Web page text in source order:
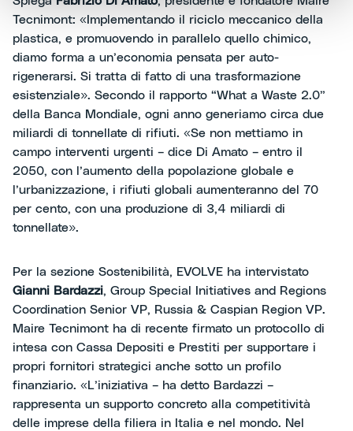
Tecnimont: «Implementando il riciclo meccanico della
plastica, e promuovendo in parallelo quello chimico,
diamo forma a un’economia pensata per auto-
rigenerarsi. Si tratta di fatto di una trasformazione
esistenziale». Secondo il rapporto “What a Waste 2.0”
della Banca Mondiale, ogni anno generiamo circa due
miliardi di tonnellate di rifiuti. «Se non mettiamo in
campo interventi urgenti – dice Di Amato – entro il
2050, con l’aumento della popolazione globale e
l’urbanizzazione, i rifiuti globali aumenteranno del 70
per cento, con una produzione di 3,4 miliardi di
tonnellate».
Per la sezione Sostenibilità, EVOLVE ha intervistato
Gianni Bardazzi, Group Special Initiatives and Regions
Coordination Senior VP, Russia & Caspian Region VP.
Maire Tecnimont ha di recente firmato un protocollo di
intesa con Cassa Depositi e Prestiti per supportare i
propri fornitori strategici anche sotto un profilo
finanziario. «L’iniziativa – ha detto Bardazzi –
rappresenta un supporto concreto alla competitività
delle imprese della filiera in Italia e nel mondo. Nel